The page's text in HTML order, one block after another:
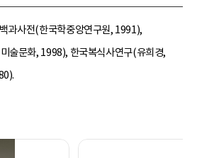
과사전(한국학중앙연구원, 1991),
술문화, 1998), 한국복식사연구(유희경,